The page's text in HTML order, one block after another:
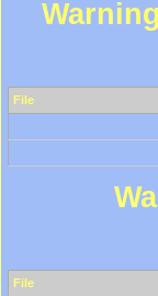
Warning
File
File